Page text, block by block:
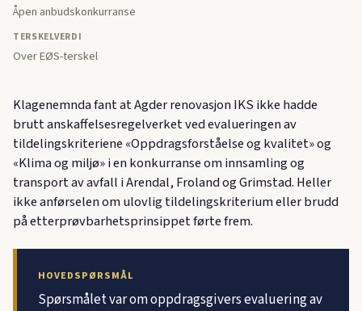
Åpen anbudskonkurranse
TERSKELVERDI
Over EØS-terskel
Klagenemnda fant at Agder renovasjon IKS ikke hadde
brutt anskaffelsesregelverket ved evalueringen av
tildelingskriteriene «Oppdragsforståelse og kvalitet» og
«Klima og miljø» i en konkurranse om innsamling og
transport av avfall i Arendal, Froland og Grimstad. Heller
ikke anførselen om ulovlig tildelingskriterium eller brudd
på etterprøvbarhetsprinsippet førte frem.
HOVEDSPØRSMÅL
Spørsmålet var om oppdragsgivers evaluering av